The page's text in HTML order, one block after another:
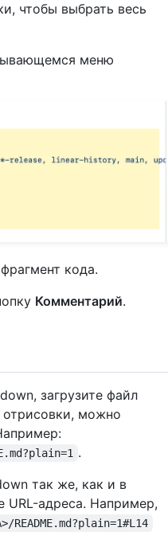
чтобы выбрать весь
меню
кода.
Комментарий.
загрузите файл
отрисовки, можно
.
так же, как и в
URL-адреса. Например,